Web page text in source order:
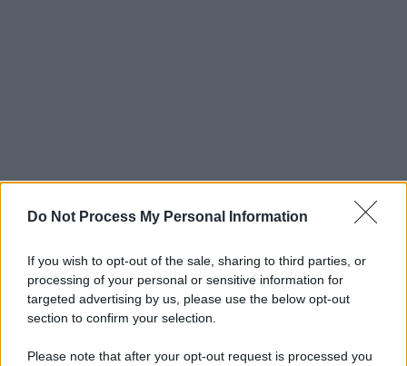
Do Not Process My Personal Information
If you wish to opt-out of the sale, sharing to third parties, or
processing of your personal or sensitive information for
targeted advertising by us, please use the below opt-out
section to confirm your selection.
Please note that after your opt-out request is processed you